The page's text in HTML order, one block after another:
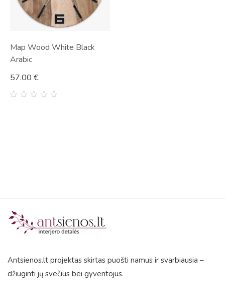
Map Wood White Black
Arabic
57.00 €
Antsienos.lt projektas skirtas puošti namus ir svarbiausia –
džiuginti jų svečius bei gyventojus.